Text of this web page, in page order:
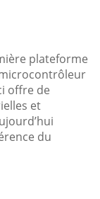
plateforme
offre de
et
du